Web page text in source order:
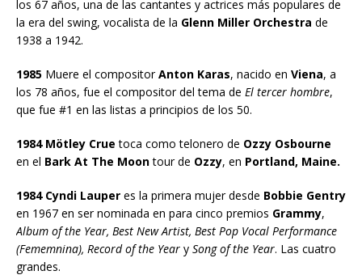
los 67 años, una de las cantantes y actrices más populares de
la era del swing, vocalista de la Glenn Miller Orchestra de
1938 a 1942.
1985 Muere el compositorAnton Karas, nacido en Viena, a
los 78 años, fue el compositor del tema de El tercer hombre,
que fue #1 en las listas a principios de los 50.
1984 Mötley Crue toca como telonero de Ozzy Osbourne
en el Bark At The Moontour de Ozzy, en Portland, Maine.
1984 Cyndi Lauper es la primera mujer desde Bobbie Gentry
en 1967 en ser nominada en para cinco premios Grammy,
Album of the Year, Best New Artist, Best Pop Vocal Performance
(Fememnina), Record of the Year y Song of the Year. Las cuatro
grandes.